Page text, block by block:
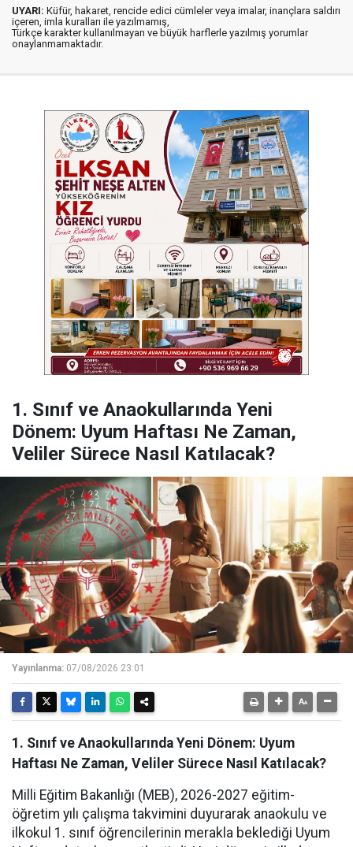
UYARI: Küfür, hakaret, rencide edici cümleler veya imalar, inançlara saldırı
içeren, imla kuralları ile yazılmamış,
Türkçe karakter kullanılmayan ve büyük harflerle yazılmış yorumlar
onaylanmamaktadır.
1. Sınıf ve Anaokullarında Yeni
Dönem: Uyum Haftası Ne Zaman,
Veliler Sürece Nasıl Katılacak?
Yayınlanma: 07/08/2026 23:01
1. Sınıf ve Anaokullarında Yeni Dönem: Uyum
Haftası Ne Zaman, Veliler Sürece Nasıl Katılacak?
Milli Eğitim Bakanlığı (MEB), 2026-2027 eğitim-
öğretim yılı çalışma takvimini duyurarak anaokulu ve
ilkokul 1. sınıf öğrencilerinin merakla beklediği Uyum